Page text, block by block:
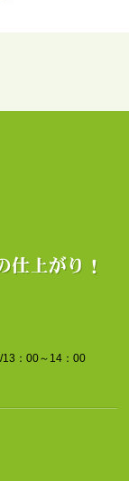
13：00～14：00